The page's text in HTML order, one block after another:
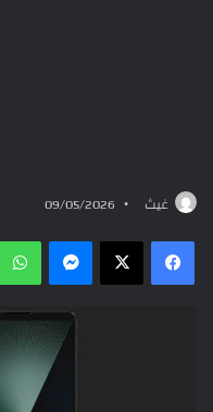
غيث 09/05/2026
ماسنجر